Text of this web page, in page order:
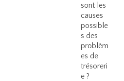
sont les
causes
possible
s des
problèm
es de
trésoreri
e ?